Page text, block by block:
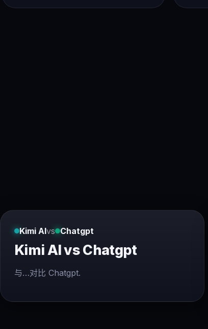
Kimi AIvs Chatgpt
Kimi AI vs Chatgpt
与…对比 Chatgpt.